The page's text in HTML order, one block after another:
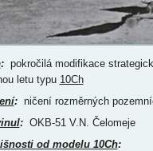
:pokročilá modifikace
letu typu 10Ch
:ničení rozměrných
:OKB-51 V.N. Čelomeje
od modelu 10Ch: